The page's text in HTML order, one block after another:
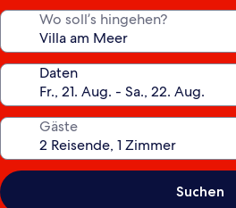
Wo soll’s hingehen?
Daten
Gäste
Suchen